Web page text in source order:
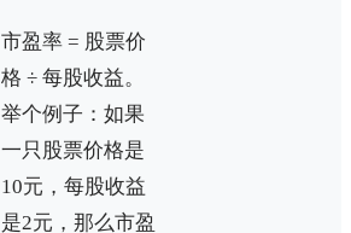
市盈率 = 股票价
格 ÷ 每股收益。
举个例子：如果
一只股票价格是
10元，每股收益
是2元，那么市盈